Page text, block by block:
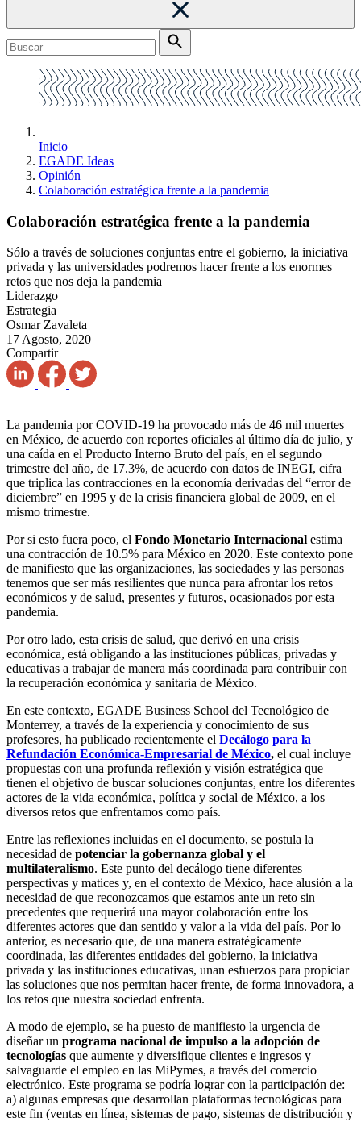
Inicio
EGADE Ideas
Opinión
Colaboración estratégica frente a la pandemia
Colaboración estratégica frente a la pandemia
Sólo a través de soluciones conjuntas entre el gobierno, la iniciativa
privada y las universidades podremos hacer frente a los enormes
retos que nos deja la pandemia
Liderazgo
Estrategia
Osmar Zavaleta
17 Agosto, 2020
Compartir
La pandemia por COVID-19 ha provocado más de 46 mil muertes
en México, de acuerdo con reportes oficiales al último día de julio, y
una caída en el Producto Interno Bruto del país, en el segundo
trimestre del año, de 17.3%, de acuerdo con datos de INEGI, cifra
que triplica las contracciones en la economía derivadas del “error de
diciembre” en 1995 y de la crisis financiera global de 2009, en el
mismo trimestre.
Por si esto fuera poco, el Fondo Monetario Internacional estima
una contracción de 10.5% para México en 2020. Este contexto pone
de manifiesto que las organizaciones, las sociedades y las personas
tenemos que ser más resilientes que nunca para afrontar los retos
económicos y de salud, presentes y futuros, ocasionados por esta
pandemia.
Por otro lado, esta crisis de salud, que derivó en una crisis
económica, está obligando a las instituciones públicas, privadas y
educativas a trabajar de manera más coordinada para contribuir con
la recuperación económica y sanitaria de México.
En este contexto, EGADE Business School del Tecnológico de
Monterrey, a través de la experiencia y conocimiento de sus
profesores, ha publicado recientemente el Decálogo para la
Refundación Económica-Empresarial de México, el cual incluye
propuestas con una profunda reflexión y visión estratégica que
tienen el objetivo de buscar soluciones conjuntas, entre los diferentes
actores de la vida económica, política y social de México, a los
diversos retos que enfrentamos como país.
Entre las reflexiones incluidas en el documento, se postula la
necesidad de potenciar la gobernanza global y el
multilateralismo. Este punto del decálogo tiene diferentes
perspectivas y matices y, en el contexto de México, hace alusión a la
necesidad de que reconozcamos que estamos ante un reto sin
precedentes que requerirá una mayor colaboración entre los
diferentes actores que dan sentido y valor a la vida del país. Por lo
anterior, es necesario que, de una manera estratégicamente
coordinada, las diferentes entidades del gobierno, la iniciativa
privada y las instituciones educativas, unan esfuerzos para propiciar
las soluciones que nos permitan hacer frente, de forma innovadora, a
los retos que nuestra sociedad enfrenta.
A modo de ejemplo, se ha puesto de manifiesto la urgencia de
diseñar un programa nacional de impulso a la adopción de
tecnologías que aumente y diversifique clientes e ingresos y
salvaguarde el empleo en las MiPymes, a través del comercio
electrónico. Este programa se podría lograr con la participación de:
a) algunas empresas que desarrollan plataformas tecnológicas para
este fin (ventas en línea, sistemas de pago, sistemas de distribución y